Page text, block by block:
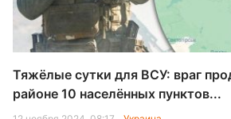
Тяжёлые сутки для ВСУ: враг
районе 10 населённых пунктов...